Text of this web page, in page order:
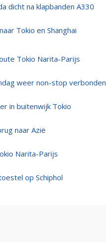
dicht na klapbanden A330
Tokio en Shanghai
Tokio Narita-Parijs
weer non-stop verbonden
in buitenwijk Tokio
naar Azië
Narita-Parijs
op Schiphol